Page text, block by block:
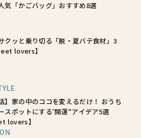
気「かごバッグ」おすすめ8選
クッと乗り切る「脱・夏バテ食材」3
lovers】
】家の中のココを変えるだけ！ おうち
スポットにする‟開運”アイデア5選
lovers】